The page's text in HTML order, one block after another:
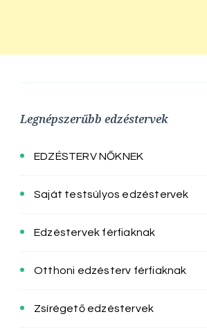
Legnépszerűbb edzéstervek
EDZÉSTERV NŐKNEK
Saját testsúlyos edzéstervek
Edzéstervek férfiaknak
Otthoni edzésterv férfiaknak
Zsírégető edzéstervek